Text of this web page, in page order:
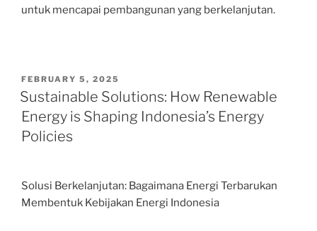
untuk mencapai pembangunan yang berkelanjutan.
POSTED
ON
FEBRUARY 5, 2025
Sustainable Solutions: How Renewable
Energy is Shaping Indonesia’s Energy
Policies
Solusi Berkelanjutan: Bagaimana Energi Terbarukan
Membentuk Kebijakan Energi Indonesia